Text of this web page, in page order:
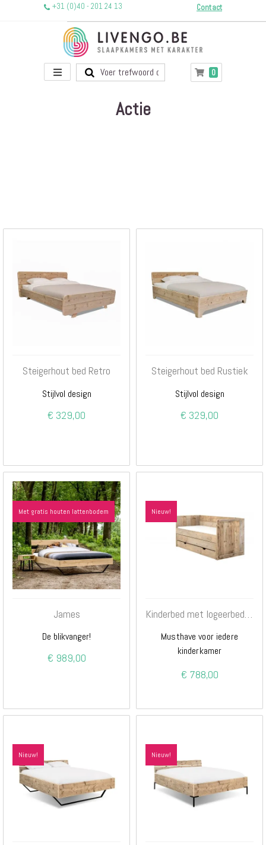
+31 (0)40 - 201 24 13 Contact
Toggle
Winkelwagen
0producten
Actie
Steigerhout bed Retro
Stijlvol design
€ 329,00
Steigerhout bed Rustiek
Stijlvol design
€ 329,00
Met gratis houten lattenbodem
James
De blikvanger!
€ 989,00
Nieuw!
Kinderbed met logeerbed en opberglade
Musthave voor iedere
kinderkamer
€ 788,00
Nieuw! Nieuw!